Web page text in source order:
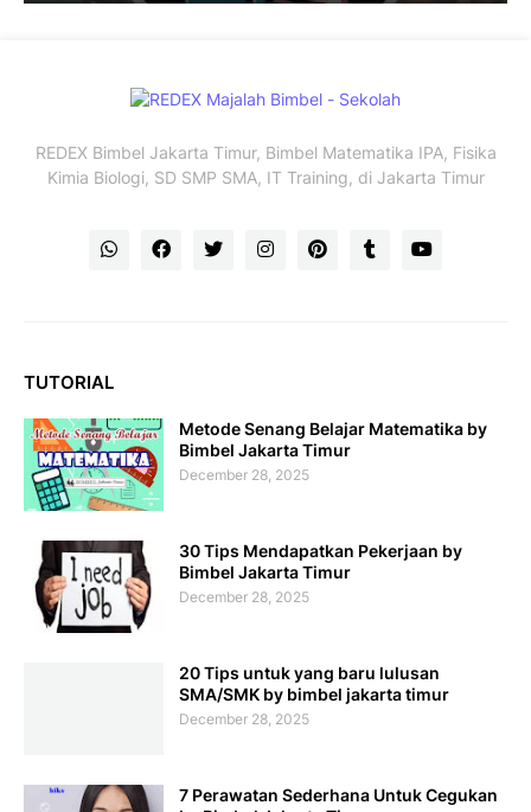
REDEX Bimbel Jakarta Timur, Bimbel Matematika IPA, Fisika
Kimia Biologi, SD SMP SMA, IT Training, di Jakarta Timur
TUTORIAL
Metode Senang Belajar Matematika by
Bimbel Jakarta Timur
December 28, 2025
30 Tips Mendapatkan Pekerjaan by
Bimbel Jakarta Timur
December 28, 2025
20 Tips untuk yang baru lulusan
SMA/SMK by bimbel jakarta timur
December 28, 2025
7 Perawatan Sederhana Untuk Cegukan